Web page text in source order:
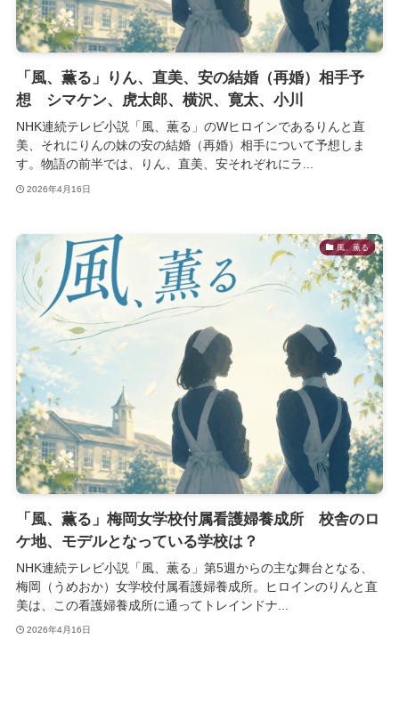
「風、薫る」りん、直美、安の結婚（再婚）相手予
想 シマケン、虎太郎、横沢、寛太、小川
NHK連続テレビ小説「風、薫る」のWヒロインであるりんと直
美、それにりんの妹の安の結婚（再婚）相手について予想しま
す。物語の前半では、りん、直美、安それぞれにラ...
2026年4月16日
風、薫る
「風、薫る」梅岡女学校付属看護婦養成所 校舎のロ
ケ地、モデルとなっている学校は？
NHK連続テレビ小説「風、薫る」第5週からの主な舞台となる、
梅岡（うめおか）女学校付属看護婦養成所。ヒロインのりんと直
美は、この看護婦養成所に通ってトレインドナ...
2026年4月16日